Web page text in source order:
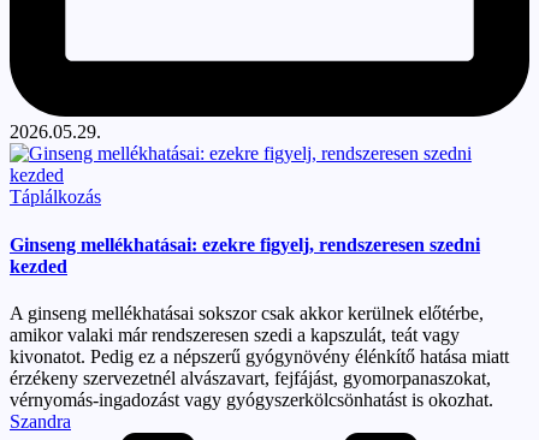
2026.05.29.
Posted
Táplálkozás
Ginseng mellékhatásai: ezekre figyelj, rendszeresen szedni
kezded
A ginseng mellékhatásai sokszor csak akkor kerülnek előtérbe,
amikor valaki már rendszeresen szedi a kapszulát, teát vagy
kivonatot. Pedig ez a népszerű gyógynövény élénkítő hatása miatt
érzékeny szervezetnél alvászavart, fejfájást, gyomorpanaszokat,
vérnyomás-ingadozást vagy gyógyszerkölcsönhatást is okozhat.
Posted
Szandra